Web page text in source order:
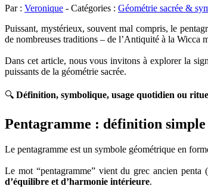
Par : Veronique - Catégories : Géométrie sacrée &
Puissant, mystérieux, souvent mal compris, le
de nombreuses traditions – de l’Antiquité à la Wicca
Dans cet article, nous vous invitons à explorer la
puissants de la géométrie sacrée.
🔍 Définition, symbolique, usage quotidien ou
Pentagramme : définition
Le pentagramme est un symbole géométrique en
Le mot “pentagramme” vient du grec ancien
d’équilibre et d’harmonie intérieure.